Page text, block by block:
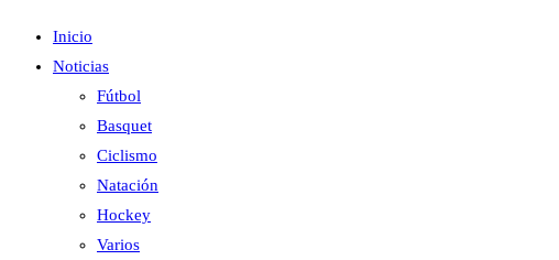
Inicio
Noticias
Fútbol
Basquet
Ciclismo
Natación
Hockey
Varios